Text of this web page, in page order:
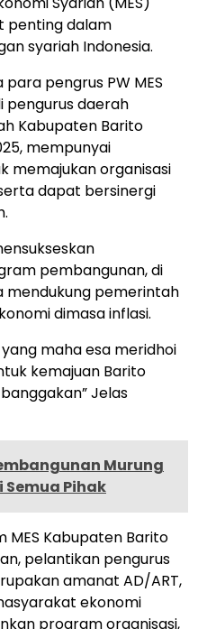
penting dalam
syariah Indonesia.
pengrus PW MES
pengurus daerah
Kabupaten Barito
mempunyai
memajukan organisasi
dapat bersinergi
pembangunan, di
pemerintah
dimasa inflasi.
maha esa meridhoi
kemajuan Barito
Jelas
Murung
Pihak
MES Kabupaten Barito
pelantikan pengurus
amanat AD/ART,
ekonomi
program organisasi,